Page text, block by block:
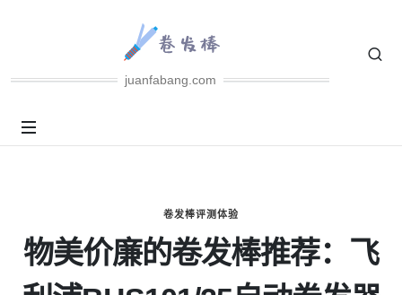
juanfabang.com
卷发棒评测体验
物美价廉的卷发棒推荐：飞